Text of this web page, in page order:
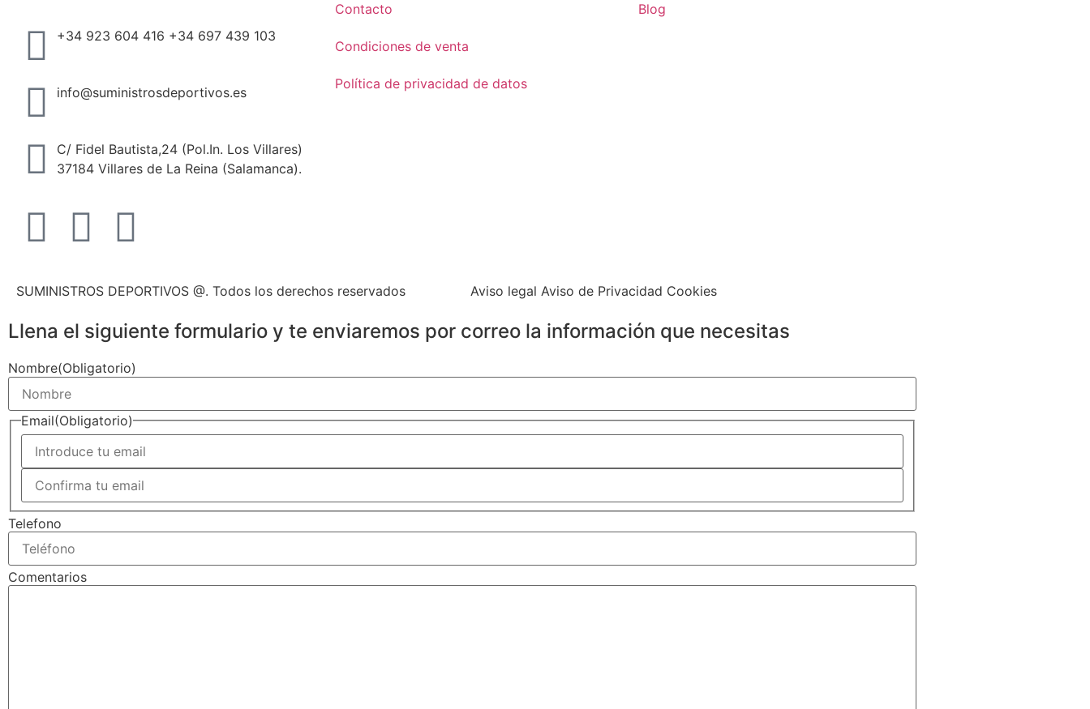
+34 923 604 416 +34 697 439 103
info@suministrosdeportivos.es
C/ Fidel Bautista,24 (Pol.In. Los Villares)
37184 Villares de La Reina (Salamanca).
Contacto
Condiciones de venta
Política de privacidad de datos
Blog
SUMINISTROS DEPORTIVOS @. Todos los derechos reservados Aviso legal Aviso de Privacidad Cookies
Llena el siguiente formulario y te enviaremos por correo la información que necesitas
Nombre(Obligatorio)
Email(Obligatorio)
Telefono
Comentarios